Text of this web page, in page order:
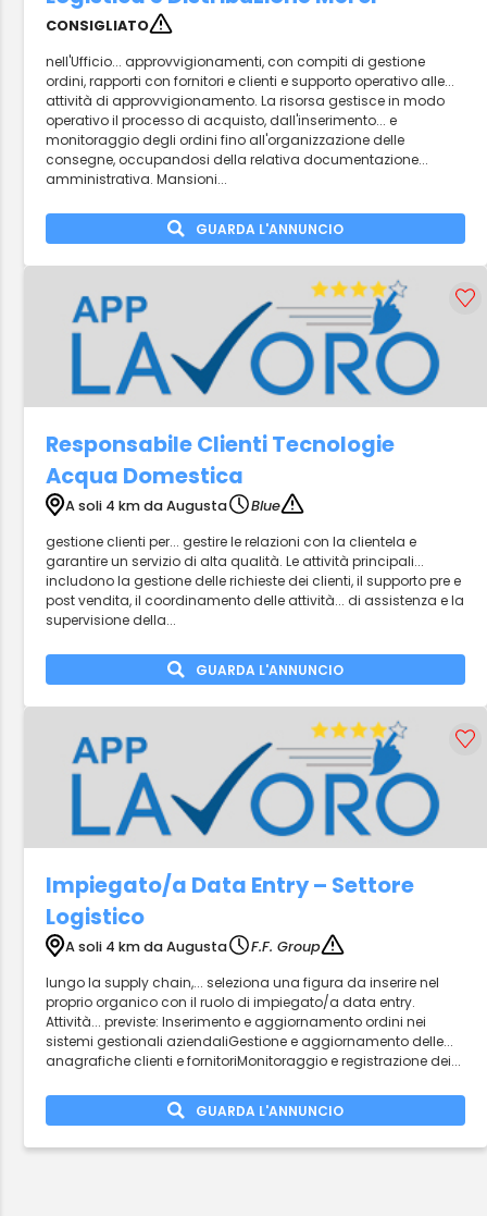
CONSIGLIATO
nell'Ufficio... approvvigionamenti, con compiti di gestione
ordini, rapporti con fornitori e clienti e supporto operativo alle...
attività di approvvigionamento. La risorsa gestisce in modo
operativo il processo di acquisto, dall'inserimento... e
monitoraggio degli ordini fino all'organizzazione delle
consegne, occupandosi della relativa documentazione...
amministrativa. Mansioni...
GUARDA L'ANNUNCIO
Responsabile Clienti Tecnologie
Acqua Domestica
A soli 4 km da Augusta
Blue
gestione clienti per... gestire le relazioni con la clientela e
garantire un servizio di alta qualità. Le attività principali...
includono la gestione delle richieste dei clienti, il supporto pre e
post vendita, il coordinamento delle attività... di assistenza e la
supervisione della...
GUARDA L'ANNUNCIO
Impiegato/a Data Entry – Settore
Logistico
A soli 4 km da Augusta
F.F. Group
lungo la supply chain,... seleziona una figura da inserire nel
proprio organico con il ruolo di impiegato/a data entry.
Attività... previste: Inserimento e aggiornamento ordini nei
sistemi gestionali aziendaliGestione e aggiornamento delle...
anagrafiche clienti e fornitoriMonitoraggio e registrazione dei...
GUARDA L'ANNUNCIO